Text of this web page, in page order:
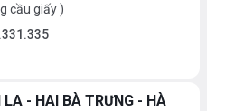
Bảo vệ đồ thủy tinh: Van điều chỉnh
Không
Hệ thống quản lý tiêu thụ nước
cầu giấy )
- HAI BÀ TRƯNG - HÀ